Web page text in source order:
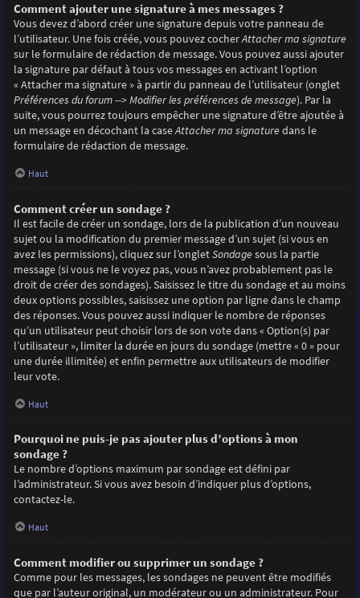
Comment ajouter une signature à mes messages ?
Vous devez d’abord créer une signature depuis votre panneau de
l’utilisateur. Une fois créée, vous pouvez cocherAttacher ma signature
sur le formulaire de rédaction de message. Vous pouvez aussi ajouter
la signature par défaut à tous vos messages en activant l’option
« Attacher ma signature » à partir du panneau de l’utilisateur (onglet
Préférences du forum --> Modifier les préférences de message). Par la
suite, vous pourrez toujours empêcher une signature d’être ajoutée à
un message en décochant la caseAttacher ma signaturedans le
formulaire de rédaction de message.
Haut
Comment créer un sondage ?
Il est facile de créer un sondage, lors de la publication d’un nouveau
sujet ou la modification du premier message d’un sujet (si vous en
avez les permissions), cliquez sur l’ongletSondagesous la partie
message (si vous ne le voyez pas, vous n’avez probablement pas le
droit de créer des sondages). Saisissez le titre du sondage et au moins
deux options possibles, saisissez une option par ligne dans le champ
des réponses. Vous pouvez aussi indiquer le nombre de réponses
qu’un utilisateur peut choisir lors de son vote dans « Option(s) par
l’utilisateur », limiter la durée en jours du sondage (mettre « 0 » pour
une durée illimitée) et enfin permettre aux utilisateurs de modifier
leur vote.
Haut
Pourquoi ne puis-je pas ajouter plus d’options à mon
sondage ?
Le nombre d’options maximum par sondage est défini par
l’administrateur. Si vous avez besoin d’indiquer plus d’options,
contactez-le.
Haut
Comment modifier ou supprimer un sondage ?
Comme pour les messages, les sondages ne peuvent être modifiés
que par l’auteur original, un modérateur ou un administrateur. Pour